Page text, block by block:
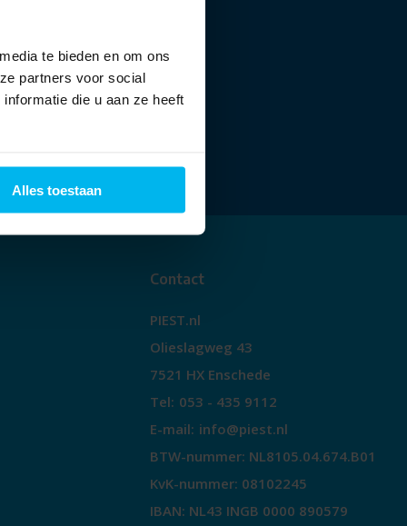
te bieden en om ons
partners voor social
die u aan ze heeft
Alles toestaan
Contact
PIEST.nl
Olieslagweg 43
7521 HX Enschede
Tel: 053 - 435 9112
E-mail: info@piest.nl
BTW-nummer: NL8105.04.674.B01
KvK-nummer: 08102245
IBAN: NL43 INGB 0000 890579